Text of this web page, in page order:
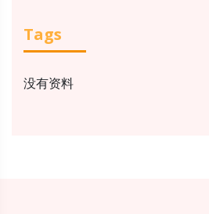
Tags
没有资料